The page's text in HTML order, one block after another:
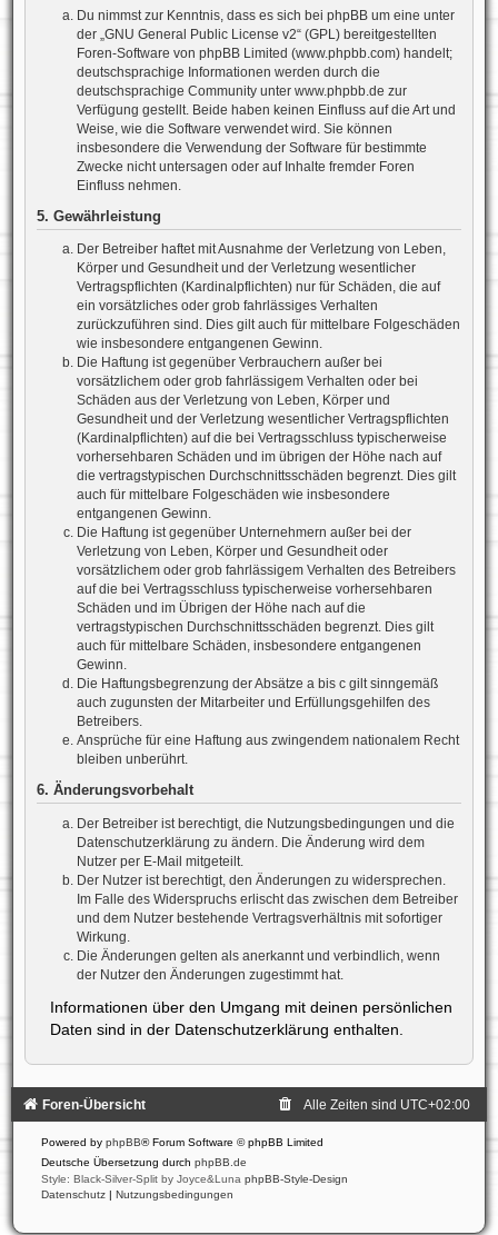
Du nimmst zur Kenntnis, dass es sich bei phpBB um eine unter
der „GNU General Public License v2“ (GPL) bereitgestellten
Foren-Software von phpBB Limited (www.phpbb.com) handelt;
deutschsprachige Informationen werden durch die
deutschsprachige Community unter www.phpbb.de zur
Verfügung gestellt. Beide haben keinen Einfluss auf die Art und
Weise, wie die Software verwendet wird. Sie können
insbesondere die Verwendung der Software für bestimmte
Zwecke nicht untersagen oder auf Inhalte fremder Foren
Einfluss nehmen.
5. Gewährleistung
Der Betreiber haftet mit Ausnahme der Verletzung von Leben,
Körper und Gesundheit und der Verletzung wesentlicher
Vertragspflichten (Kardinalpflichten) nur für Schäden, die auf
ein vorsätzliches oder grob fahrlässiges Verhalten
zurückzuführen sind. Dies gilt auch für mittelbare Folgeschäden
wie insbesondere entgangenen Gewinn.
Die Haftung ist gegenüber Verbrauchern außer bei
vorsätzlichem oder grob fahrlässigem Verhalten oder bei
Schäden aus der Verletzung von Leben, Körper und
Gesundheit und der Verletzung wesentlicher Vertragspflichten
(Kardinalpflichten) auf die bei Vertragsschluss typischerweise
vorhersehbaren Schäden und im übrigen der Höhe nach auf
die vertragstypischen Durchschnittsschäden begrenzt. Dies gilt
auch für mittelbare Folgeschäden wie insbesondere
entgangenen Gewinn.
Die Haftung ist gegenüber Unternehmern außer bei der
Verletzung von Leben, Körper und Gesundheit oder
vorsätzlichem oder grob fahrlässigem Verhalten des Betreibers
auf die bei Vertragsschluss typischerweise vorhersehbaren
Schäden und im Übrigen der Höhe nach auf die
vertragstypischen Durchschnittsschäden begrenzt. Dies gilt
auch für mittelbare Schäden, insbesondere entgangenen
Gewinn.
Die Haftungsbegrenzung der Absätze a bis c gilt sinngemäß
auch zugunsten der Mitarbeiter und Erfüllungsgehilfen des
Betreibers.
Ansprüche für eine Haftung aus zwingendem nationalem Recht
bleiben unberührt.
6. Änderungsvorbehalt
Der Betreiber ist berechtigt, die Nutzungsbedingungen und die
Datenschutzerklärung zu ändern. Die Änderung wird dem
Nutzer per E-Mail mitgeteilt.
Der Nutzer ist berechtigt, den Änderungen zu widersprechen.
Im Falle des Widerspruchs erlischt das zwischen dem Betreiber
und dem Nutzer bestehende Vertragsverhältnis mit sofortiger
Wirkung.
Die Änderungen gelten als anerkannt und verbindlich, wenn
der Nutzer den Änderungen zugestimmt hat.
Informationen über den Umgang mit deinen persönlichen
Daten sind in der Datenschutzerklärung enthalten.
Foren-Übersicht Alle Zeiten sind UTC+02:00
Powered by phpBB® Forum Software © phpBB Limited
Deutsche Übersetzung durch phpBB.de
Style: Black-Silver-Split by Joyce&Luna phpBB-Style-Design
Datenschutz | Nutzungsbedingungen